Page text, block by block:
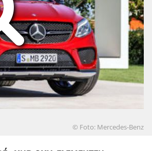
© Foto: Mercedes-Benz